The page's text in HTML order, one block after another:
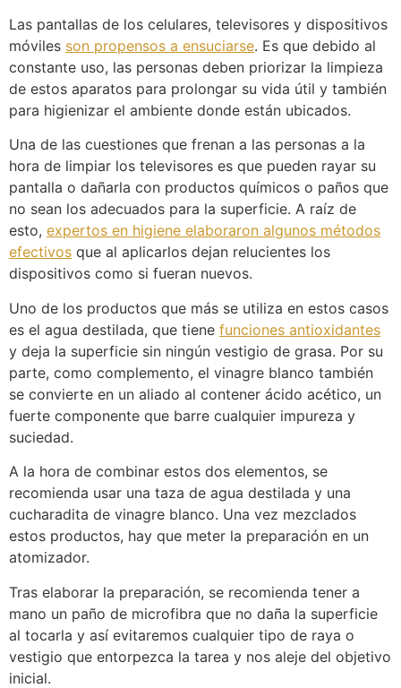
Las pantallas de los celulares, televisores y dispositivos
móviles son propensos a ensuciarse. Es que debido al
constante uso, las personas deben priorizar la limpieza
de estos aparatos para prolongar su vida útil y también
para higienizar el ambiente donde están ubicados.
Una de las cuestiones que frenan a las personas a la
hora de limpiar los televisores es que pueden rayar su
pantalla o dañarla con productos químicos o paños que
no sean los adecuados para la superficie. A raíz de
esto, expertos en higiene elaboraron algunos métodos
efectivos que al aplicarlos dejan relucientes los
dispositivos como si fueran nuevos.
Uno de los productos que más se utiliza en estos casos
es el agua destilada, que tiene funciones antioxidantes
y deja la superficie sin ningún vestigio de grasa. Por su
parte, como complemento, el vinagre blanco también
se convierte en un aliado al contener ácido acético, un
fuerte componente que barre cualquier impureza y
suciedad.
A la hora de combinar estos dos elementos, se
recomienda usar una taza de agua destilada y una
cucharadita de vinagre blanco. Una vez mezclados
estos productos, hay que meter la preparación en un
atomizador.
Tras elaborar la preparación, se recomienda tener a
mano un paño de microfibra que no daña la superficie
al tocarla y así evitaremos cualquier tipo de raya o
vestigio que entorpezca la tarea y nos aleje del objetivo
inicial.